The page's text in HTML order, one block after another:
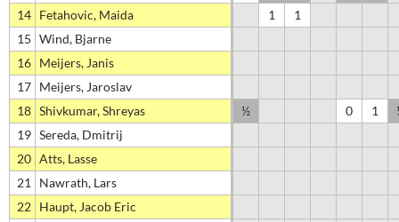
14 Fetahovic, Maida 1
1
15 Wind, Bjarne
16 Meijers, Janis
17 Meijers, Jaroslav
18 Shivkumar, Shreyas ½ 0 1
19 Sereda, Dmitrij
20 Atts, Lasse
21
Nawrath, Lars
22 Haupt, Jacob Eric